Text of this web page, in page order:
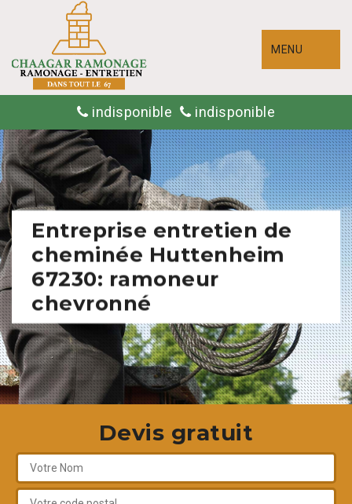
MENU
indisponible indisponible
Entreprise entretien de
cheminée Huttenheim
67230: ramoneur
chevronné
Devis gratuit